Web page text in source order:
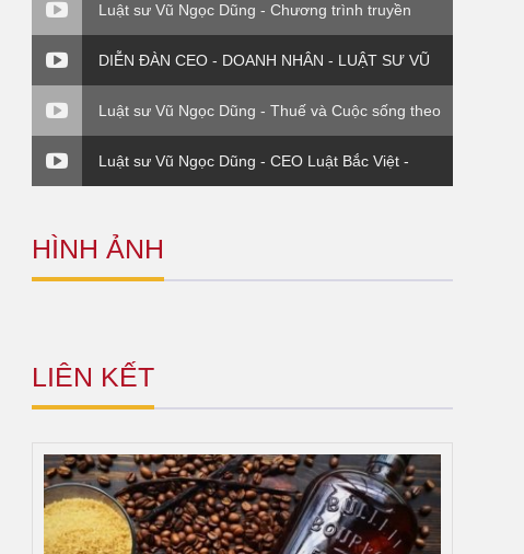
Luật sư Vũ Ngọc Dũng - Chương trình truyền
hình Chuyển giá trong DN FDI - Luật sư và
Doanh nghiệp
DIỄN ĐÀN CEO - DOANH NHÂN - LUẬT SƯ VŨ
NGỌC DŨNG - PHẦN 4
Luật sư Vũ Ngọc Dũng - Thuế và Cuộc sống theo
Thông tư 120 Bộ Tài Chính
Luật sư Vũ Ngọc Dũng - CEO Luật Bắc Việt -
Đinh giá thương hiệu
HÌNH ẢNH
LIÊN KẾT